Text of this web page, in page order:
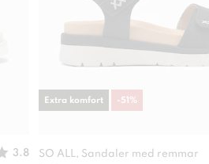
3.8
SO ALL, Sandaler med remmar
Extra komfort -51 %